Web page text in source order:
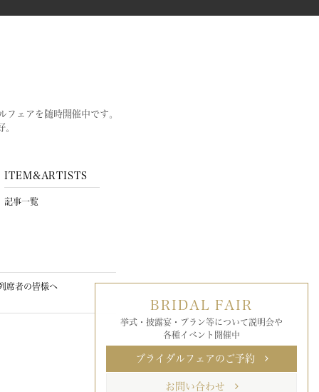
BRIDAL FAIR
挙式・披露宴・プラン等について説明会や
各種イベント開催中
ブライダルフェアのご予約
お問い合わせ
ェアを随時開催中です。
ITEM&ARTISTS
記事一覧
席者の皆様へ